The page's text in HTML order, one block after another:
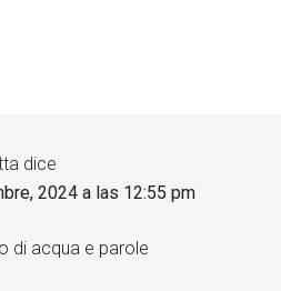
dice
2024 a las 12:55 pm
di acqua e parole